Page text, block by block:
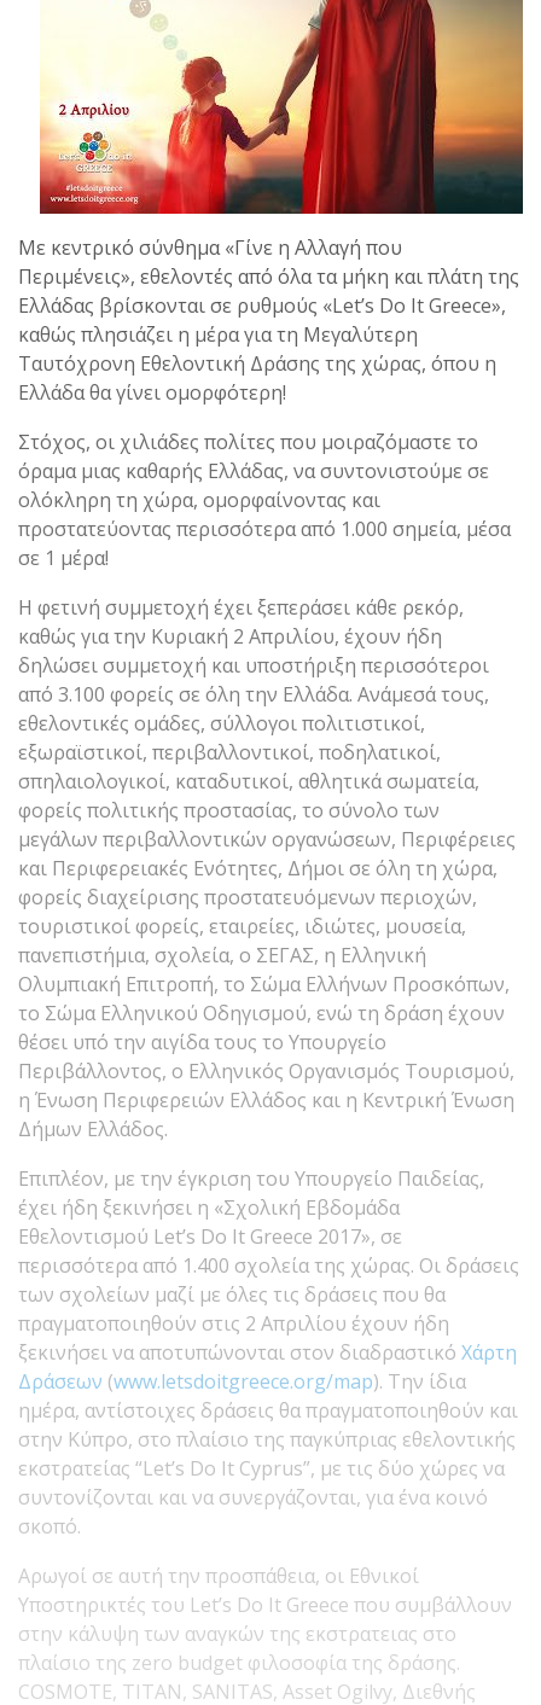
Με κεντρικό σύνθημα «Γίνε η Αλλαγή που
Περιμένεις», εθελοντές από όλα τα μήκη και πλάτη της
Ελλάδας βρίσκονται σε ρυθμούς «Let’s Do It Greece»,
καθώς πλησιάζει η μέρα για τη Μεγαλύτερη
Ταυτόχρονη Εθελοντική Δράσης της χώρας, όπου η
Ελλάδα θα γίνει ομορφότερη!
Στόχος, οι χιλιάδες πολίτες που μοιραζόμαστε το
όραμα μιας καθαρής Ελλάδας, να συντονιστούμε σε
ολόκληρη τη χώρα, ομορφαίνοντας και
προστατεύοντας περισσότερα από 1.000 σημεία, μέσα
σε 1 μέρα!
Η φετινή συμμετοχή έχει ξεπεράσει κάθε ρεκόρ,
καθώς για την Κυριακή 2 Απριλίου, έχουν ήδη
δηλώσει συμμετοχή και υποστήριξη περισσότεροι
από 3.100 φορείς σε όλη την Ελλάδα. Ανάμεσά τους,
εθελοντικές ομάδες, σύλλογοι πολιτιστικοί,
εξωραϊστικοί, περιβαλλοντικοί, ποδηλατικοί,
σπηλαιολογικοί, καταδυτικοί, αθλητικά σωματεία,
φορείς πολιτικής προστασίας, το σύνολο των
μεγάλων περιβαλλοντικών οργανώσεων, Περιφέρειες
και Περιφερειακές Ενότητες, Δήμοι σε όλη τη χώρα,
φορείς διαχείρισης προστατευόμενων περιοχών,
τουριστικοί φορείς, εταιρείες, ιδιώτες, μουσεία,
πανεπιστήμια, σχολεία, ο ΣΕΓΑΣ, η Ελληνική
Ολυμπιακή Επιτροπή, το Σώμα Ελλήνων Προσκόπων,
το Σώμα Ελληνικού Οδηγισμού, ενώ τη δράση έχουν
θέσει υπό την αιγίδα τους το Υπουργείο
Περιβάλλοντος, ο Ελληνικός Οργανισμός Τουρισμού,
η Ένωση Περιφερειών Ελλάδος και η Κεντρική Ένωση
Δήμων Ελλάδος.
Επιπλέον, με την έγκριση του Υπουργείο Παιδείας,
έχει ήδη ξεκινήσει η «Σχολική Εβδομάδα
Εθελοντισμού Let’s Do It Greece 2017», σε
περισσότερα από 1.400 σχολεία της χώρας. Οι δράσεις
των σχολείων μαζί με όλες τις δράσεις που θα
πραγματοποιηθούν στις 2 Απριλίου έχουν ήδη
ξεκινήσει να αποτυπώνονται στον διαδραστικό Χάρτη
Δράσεων (www.letsdoitgreece.org/map). Την ίδια
ημέρα, αντίστοιχες δράσεις θα πραγματοποιηθούν και
στην Κύπρο, στο πλαίσιο της παγκύπριας εθελοντικής
εκστρατείας “Let’s Do It Cyprus”, με τις δύο χώρες να
συντονίζονται και να συνεργάζονται, για ένα κοινό
σκοπό.
Αρωγοί σε αυτή την προσπάθεια, οι Εθνικοί
Υποστηρικτές του Let’s Do It Greece που συμβάλλουν
στην κάλυψη των αναγκών της εκστρατειας στο
πλαίσιο της zero budget φιλοσοφία της δράσης.
COSMOTE, TITAN, SANITAS, Asset Ogilvy, Διεθνής